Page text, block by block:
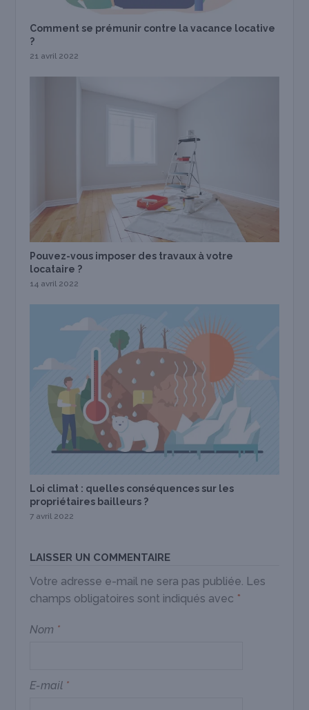
Comment se prémunir contre la vacance locative
?
21 avril 2022
Pouvez-vous imposer des travaux à votre
locataire ?
14 avril 2022
Loi climat : quelles conséquences sur les
propriétaires bailleurs ?
7 avril 2022
LAISSER UN COMMENTAIRE
Votre adresse e-mail ne sera pas publiée. Les
champs obligatoires sont indiqués avec *
Nom *
E-mail *